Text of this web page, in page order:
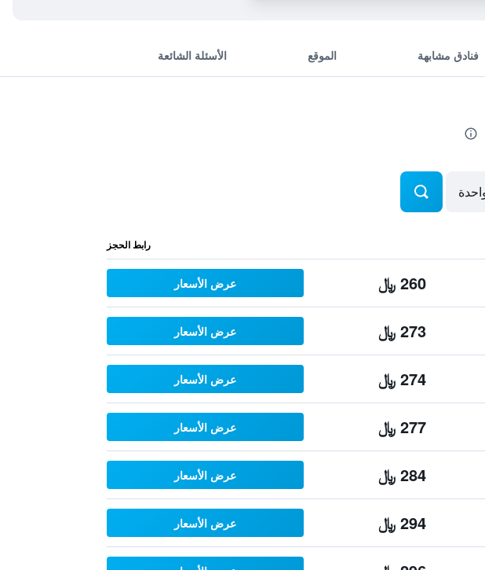
فنادق مشابهة الموقع الأسئلة الشائعة
رابط الحجز
260 ﷼ عرض الأسعار
273 ﷼ عرض الأسعار
274 ﷼ عرض الأسعار
277 ﷼ عرض الأسعار
284 ﷼ عرض الأسعار
294 ﷼ عرض الأسعار